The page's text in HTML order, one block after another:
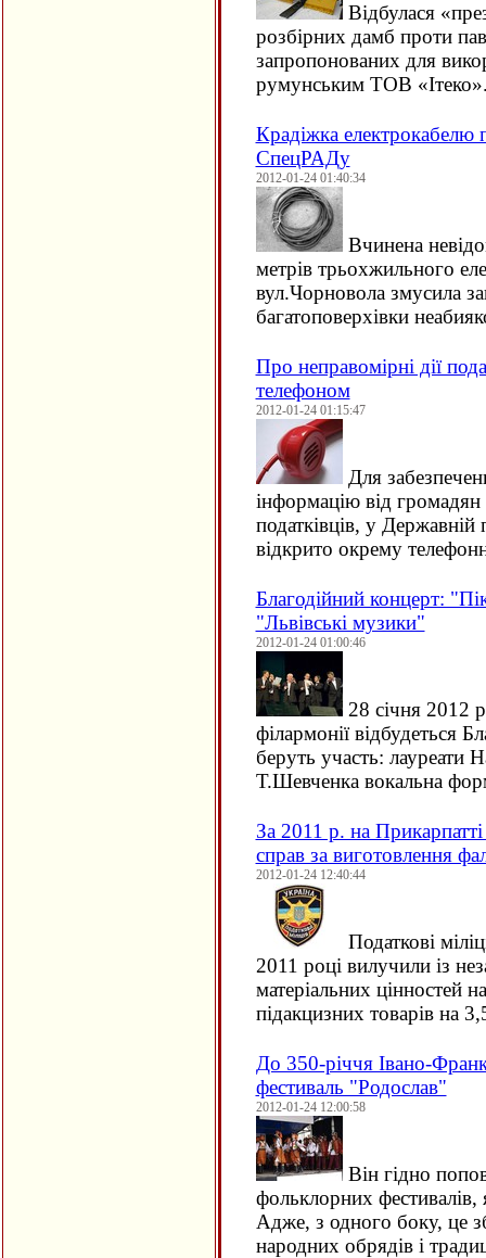
Відбулася
розбірних дамб проти
запропонованих для
румунським ТОВ
Крадіжка електрокабелю
СпецРАДу
2012-01-24 01:40:34
Вчинена
метрів трьохжильного
вул.Чорновола змусила
багатоповерхівки
Про неправомірні дії
телефоном
2012-01-24 01:15:47
Для
інформацію від громадян
податківців, у Державній
відкрито окрему
Благодійний концерт:
"Львівські музики"
2012-01-24 01:00:46
28 січня 2012
філармонії відбудеться
беруть участь: лауреати
Т.Шевченка вокальна
За 2011 р. на
справ за виготовлення
2012-01-24 12:40:44
Податкові
2011 році вилучили із
матеріальних цінностей
підакцизних товарів на
До 350-річчя Івано-
фестиваль "Родослав"
2012-01-24 12:00:58
Він гідно
фольклорних
Адже, з одного боку, це
народних обрядів і